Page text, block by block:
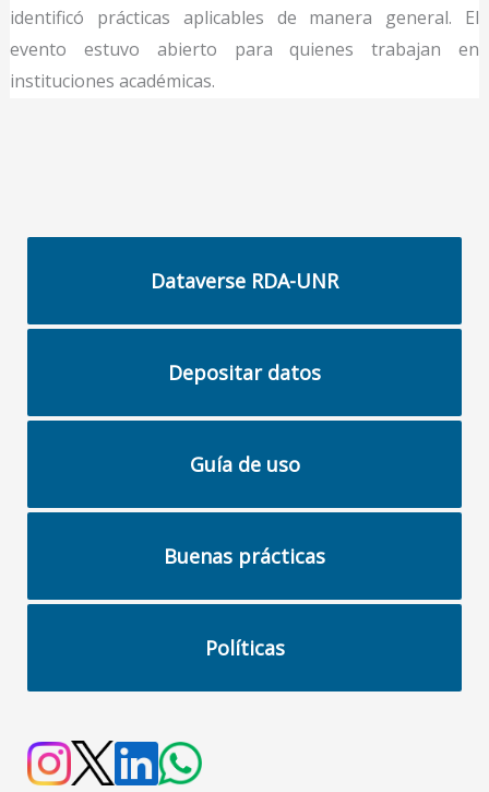
identificó prácticas aplicables de manera general. El
evento estuvo abierto para quienes trabajan en
instituciones académicas.
Dataverse RDA-UNR
Depositar datos
Guía de uso
Buenas prácticas
Políticas